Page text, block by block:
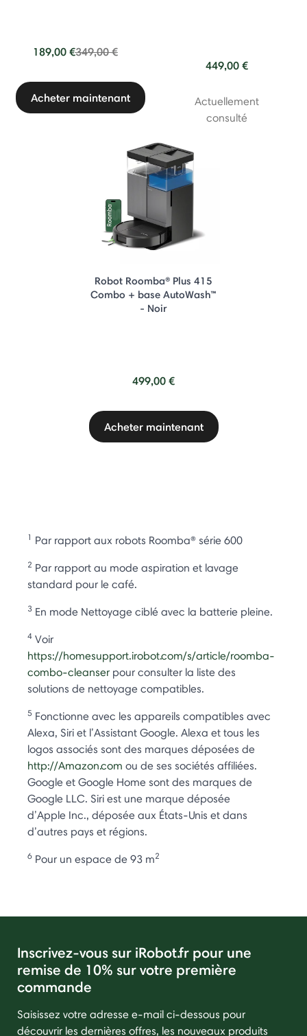
189,00 €Price reduced from
349,00 €to
Acheter maintenant
449,00 €
Actuellement
consulté
Robot Roomba® Plus 415
Combo + base AutoWash™
- Noir
499,00 €
Acheter maintenant
1 Par rapport aux robots Roomba® série 600
2 Par rapport au mode aspiration et lavage
standard pour le café.
3 En mode Nettoyage ciblé avec la batterie pleine.
4 Voir
https://homesupport.irobot.com/s/article/roomba-
combo-cleanser pour consulter la liste des
solutions de nettoyage compatibles.
5 Fonctionne avec les appareils compatibles avec
Alexa, Siri et l’Assistant Google. Alexa et tous les
logos associés sont des marques déposées de
http://Amazon.com ou de ses sociétés affiliées.
Google et Google Home sont des marques de
Google LLC. Siri est une marque déposée
d’Apple Inc., déposée aux États-Unis et dans
d’autres pays et régions.
6 Pour un espace de 93 m2
Inscrivez-vous sur iRobot.fr pour une
remise de 10% sur votre première
commande
Saisissez votre adresse e-mail ci-dessous pour
découvrir les dernières offres, les nouveaux produits